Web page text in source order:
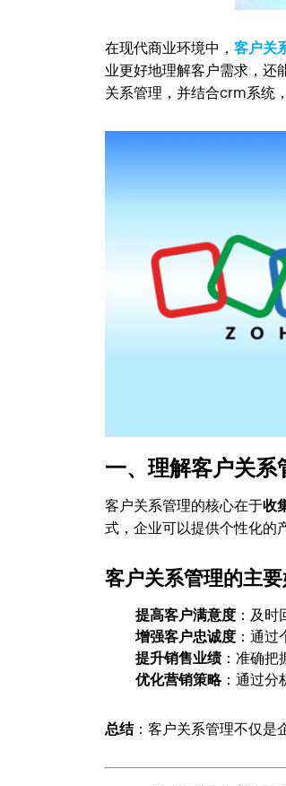
在现代商业环境中，客户关
业更好地理解客户需求，还
关系管理，并结合crm系统
一、理解客户关系
客户关系管理的核心在于收
式，企业可以提供个性化的
客户关系管理的主
提高客户满意度 ：及
增强客户忠诚度 ：通
提升销售业绩：准确把
优化营销策略：通过分
总结：客户关系管理不仅是